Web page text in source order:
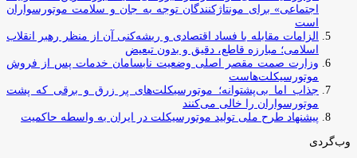
اجتماعی» برای مونتاژکنندگان توجه به جان و سلامت موتورسواران
است
الزامات مقابله با فساد اقتصادی و ریشه‌کنی آن از منظر رهبر انقلاب
اسلامی؛ مبارزه قاطع، دقیق و بدون تبعیض
وزارت صمت مقصر اصلی وضعیت نابسامان خدمات پس از فروش
موتورسیکلت‌هاست
جذاب اما بی‌پشتوانه؛ موتورسیکلت‌های پر زرق‌ و برقی که پشت
موتورسواران را خالی می‌کنند
پیشنهاد طرح ملی تولید موتورسیکلت در ایران به واسطه حاکمیت
وب‌گردی